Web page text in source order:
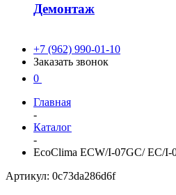
Демонтаж
+7 (962) 990-01-10
Заказать звонок
0
Главная
-
Каталог
-
EcoClima ECW/I-07GC/ EC/I-
Артикул: 0c73da286d6f